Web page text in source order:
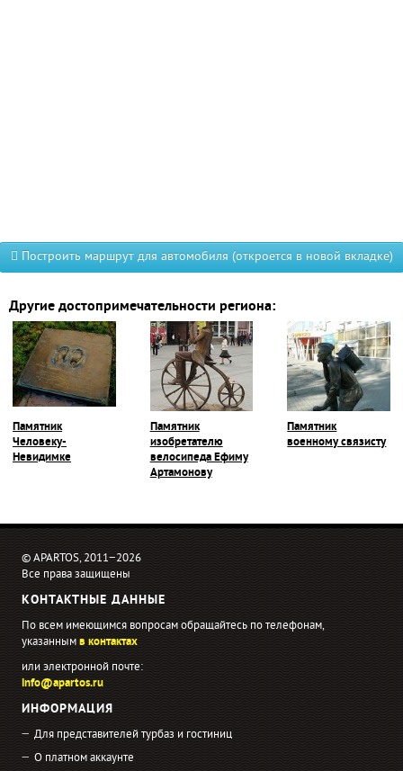
Построить маршрут для автомобиля (откроется в новой вкладке)
Другие достопримечательности региона:
Памятник
Человеку-
Невидимке
Памятник
изобретателю
велосипеда Ефиму
Артамонову
Памятник
военному связисту
© APARTOS, 2011−2026
Все права защищены
КОНТАКТНЫЕ ДАННЫЕ
По всем имеющимся вопросам обращайтесь по телефонам,
указаннымв контактах
или электронной почте:
info@apartos.ru
ИНФОРМАЦИЯ
Для представителей турбаз и гостиниц
О платном аккаунте